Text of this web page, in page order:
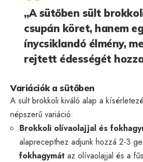
„A sütőben sült
csupán köret, hanem
ínycsiklandó élmény,
rejtett édességét
Variációk a sütőben
A sült brokkoli kiváló alap a
népszerű variáció:
Brokkoli olívaolajjal és
alaprecepthez adjunk hozzá 2-3
fokhagymát az olívaolajjal és a